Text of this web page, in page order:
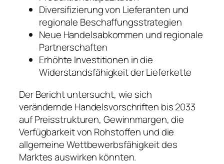
Diversifizierung von Lieferanten und
regionale Beschaffungsstrategien
Neue Handelsabkommen und regionale
Partnerschaften
Erhöhte Investitionen in die
Widerstandsfähigkeit der Lieferkette
Der Bericht untersucht, wie sich
verändernde Handelsvorschriften bis 2033
auf Preisstrukturen, Gewinnmargen, die
Verfügbarkeit von Rohstoffen und die
allgemeine Wettbewerbsfähigkeit des
Marktes auswirken könnten.